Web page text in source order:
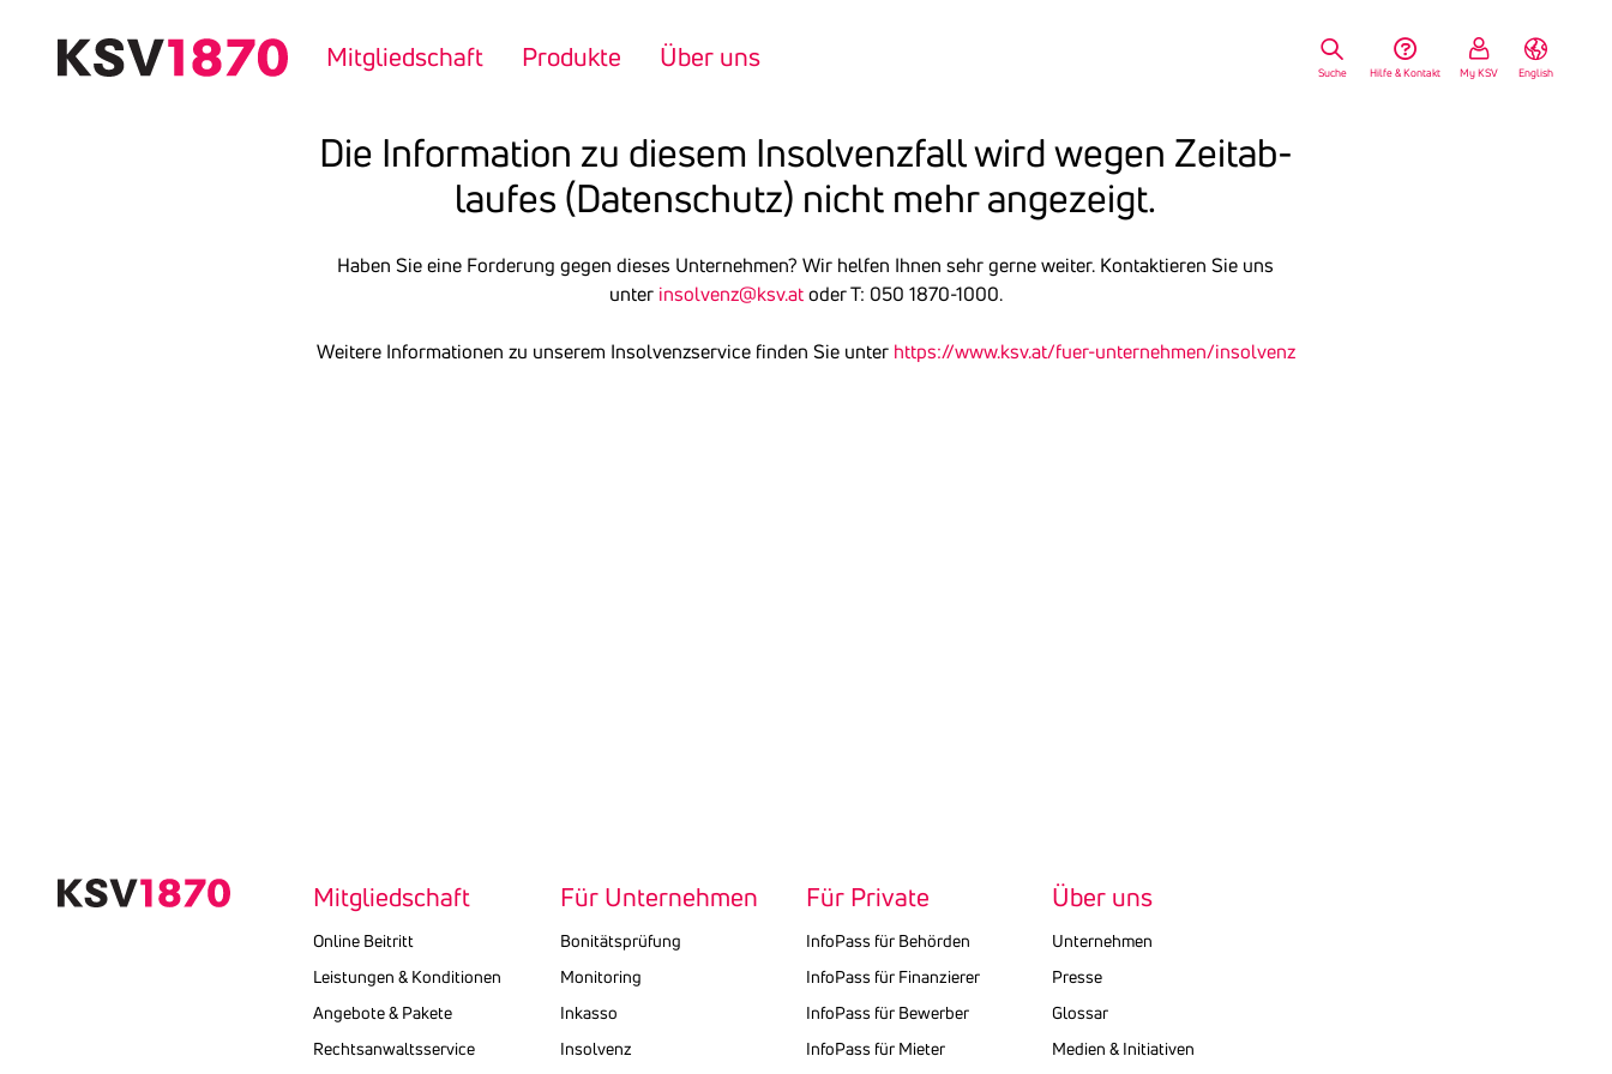
Mitgliedschaft Produkte Über uns
Suche Hilfe & Kontakt My KSV English
Die Infor­ma­tion zu diesem Insol­venz­fall wird wegen Zeit­ab­
laufes (Daten­schutz) nicht mehr ange­zeigt.
Haben Sie eine Forderung gegen dieses Unternehmen? Wir helfen Ihnen sehr gerne weiter. Kontaktieren Sie uns
unter insolvenz@ksv.atoder T: 050 1870-1000.
Weitere Informationen zu unserem Insolvenzservice finden Sie unter https://www.ksv.at/fuer-unternehmen/insolvenz
Mitgliedschaft
Online Beitritt
Leistungen & Konditionen
Angebote & Pakete
Rechtsanwaltsservice
Für Unternehmen
Bonitätsprüfung
Monitoring
Inkasso
Insolvenz
Für Private
InfoPass für Behörden
InfoPass für Finanzierer
InfoPass für Bewerber
InfoPass für Mieter
Über uns
Unternehmen
Presse
Glossar
Medien & Initiativen